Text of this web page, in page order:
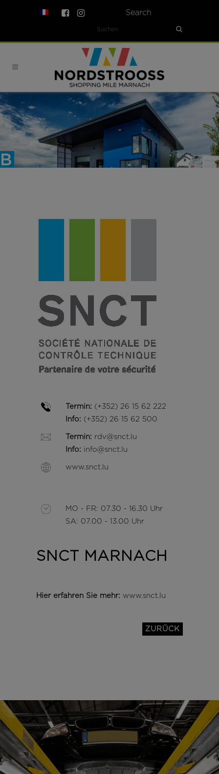
Search
B
Termin: (+352) 26 15 62 222
Info: (+352) 26 15 62 500
Termin: rdv@snct.lu
Info: info@snct.lu
www.snct.lu
MO - FR: 07.30 - 16.30 Uhr
SA: 07.00 - 13.00 Uhr
SNCT MARNACH
Hier erfahren Sie mehr: www.snct.lu
ZURÜCK